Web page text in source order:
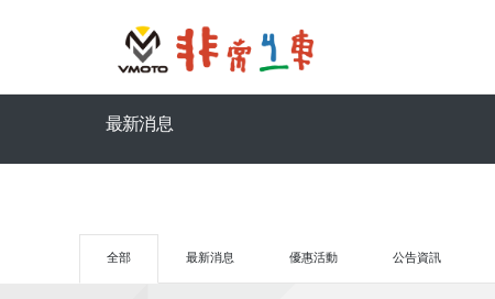
最新消息
全部 最新消息 優惠活動 公告資訊